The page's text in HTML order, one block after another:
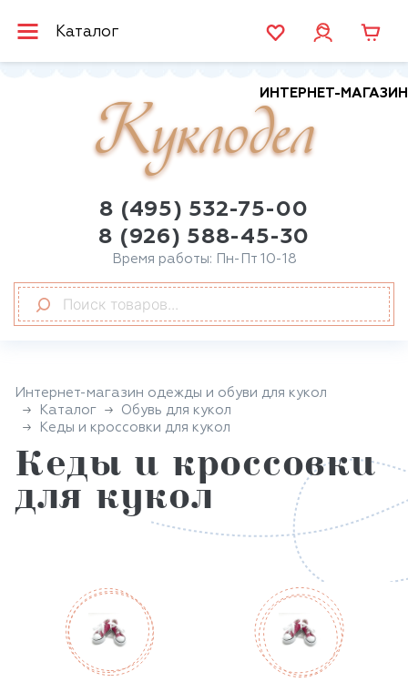
Каталог
ИНТЕРНЕТ-МАГАЗИН
Куклодел
8 (495) 532-75-00
8 (926) 588-45-30
Время работы: Пн-Пт 10-18
Интернет-магазин одежды и обуви для кукол
Каталог
Обувь для кукол
Кеды и кроссовки для кукол
Кеды и кроссовки
для кукол